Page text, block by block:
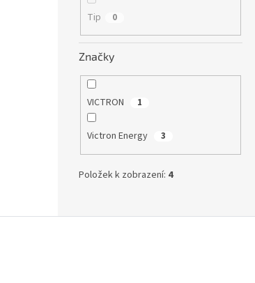
Tip 0
Značky
VICTRON 1
Victron Energy 3
Položek k zobrazení: 4